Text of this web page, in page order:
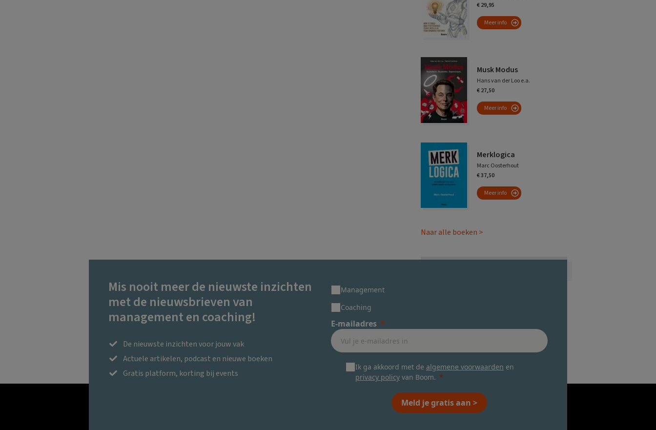
€ 29,95
Meer info
Musk Modus
Hans van der Loo e.a.
€ 27,50
Meer info
Merklogica
Marc Oosterhout
€ 37,50
Meer info
Naar alle boeken >
Mis nooit meer de nieuwste inzichten
met de nieuwsbrieven van
management en coaching!
De nieuwste inzichten voor jouw vak
Actuele artikelen, podcast en nieuwe boeken
Gratis platform, korting bij events
Management
Coaching
E-mailadres
Ik ga akkoord met de algemene voorwaarden en
privacy policy van Boom.
Meld je gratis aan >